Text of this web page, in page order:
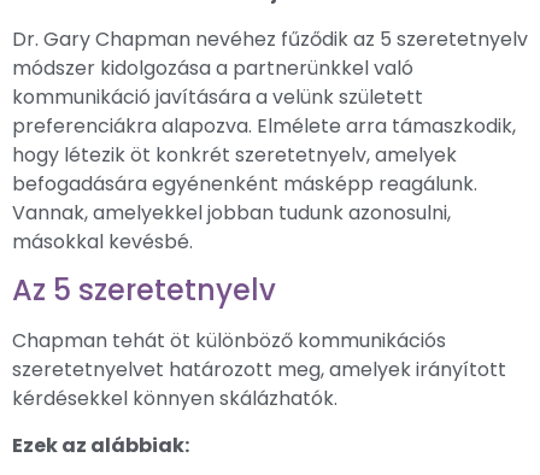
Dr. Gary Chapman nevéhez fűződik az 5 szeretetnyelv
módszer kidolgozása a partnerünkkel való
kommunikáció javítására a velünk született
preferenciákra alapozva. Elmélete arra támaszkodik,
hogy létezik öt konkrét szeretetnyelv, amelyek
befogadására egyénenként másképp reagálunk.
Vannak, amelyekkel jobban tudunk azonosulni,
másokkal kevésbé.
Az 5 szeretetnyelv
Chapman tehát öt különböző kommunikációs
szeretetnyelvet határozott meg, amelyek irányított
kérdésekkel könnyen skálázhatók.
Ezek az alábbiak: